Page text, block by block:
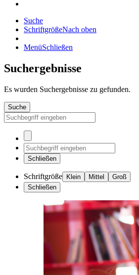
Suche
SchriftgrößeNach oben
MenüSchließen
Suchergebnisse
Es wurden Suchergebnisse zu gefunden.
Suche
Schließen
Schriftgröße Klein Mittel
Groß
Schließen